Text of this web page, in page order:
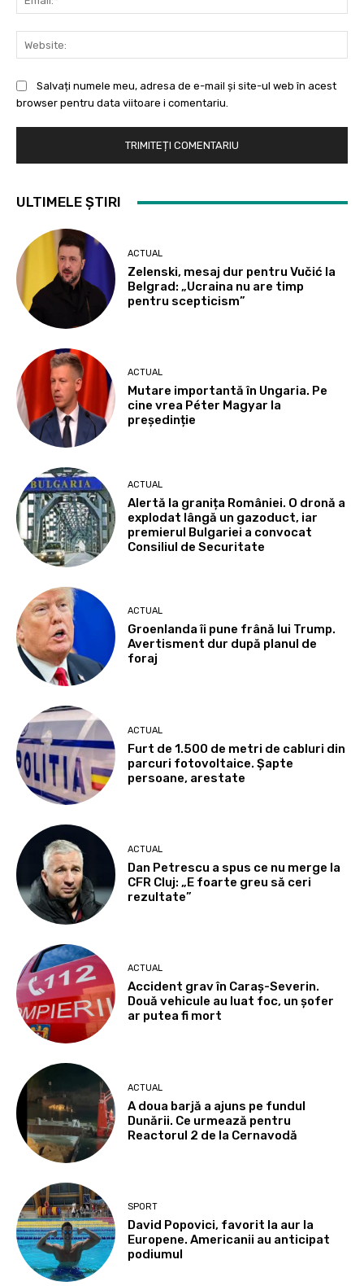
Salvați numele meu, adresa de e-mail și site-ul web în acest
browser pentru data viitoare i comentariu.
ULTIMELE ȘTIRI
ACTUAL
Zelenski, mesaj dur pentru Vučić la
Belgrad: „Ucraina nu are timp
pentru scepticism”
ACTUAL
Mutare importantă în Ungaria. Pe
cine vrea Péter Magyar la
președinție
ACTUAL
Alertă la granița României. O dronă a
explodat lângă un gazoduct, iar
premierul Bulgariei a convocat
Consiliul de Securitate
ACTUAL
Groenlanda îi pune frână lui Trump.
Avertisment dur după planul de
foraj
ACTUAL
Furt de 1.500 de metri de cabluri din
parcuri fotovoltaice. Șapte
persoane, arestate
ACTUAL
Dan Petrescu a spus ce nu merge la
CFR Cluj: „E foarte greu să ceri
rezultate”
ACTUAL
Accident grav în Caraș-Severin.
Două vehicule au luat foc, un șofer
ar putea fi mort
ACTUAL
A doua barjă a ajuns pe fundul
Dunării. Ce urmează pentru
Reactorul 2 de la Cernavodă
SPORT
David Popovici, favorit la aur la
Europene. Americanii au anticipat
podiumul